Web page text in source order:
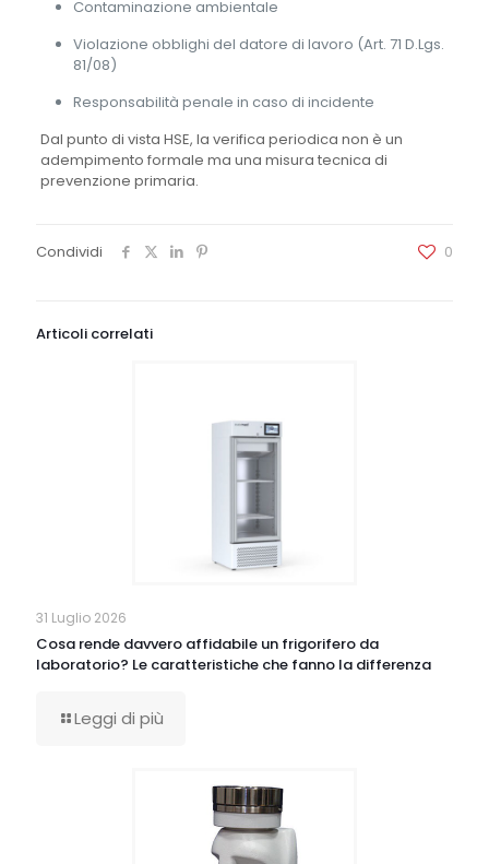
Contaminazione ambientale
Violazione obblighi del datore di lavoro (Art. 71 D.Lgs.
81/08)
Responsabilità penale in caso di incidente
Dal punto di vista HSE, la verifica periodica non è un
adempimento formale ma una misura tecnica di
prevenzione primaria.
Condividi 0
Articoli correlati
31 Luglio 2026
Cosa rende davvero affidabile un frigorifero da
laboratorio? Le caratteristiche che fanno la differenza
Leggi di più